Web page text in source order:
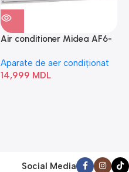
Air conditioner Midea AF6-
Aparate de aer condiționat
14,999 MDL
Social Media